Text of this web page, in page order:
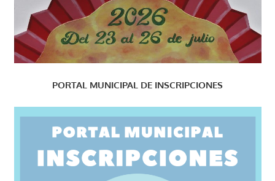
PORTAL MUNICIPAL DE INSCRIPCIONES